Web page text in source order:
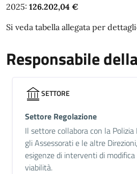
2025: 126.202,04 €
Si veda tabella allegata per
Responsabile
SETTORE
Settore Regolazione
Il settore collabora con la Polizia
gli Assessorati e le altre
esigenze di interventi di
viabilità.